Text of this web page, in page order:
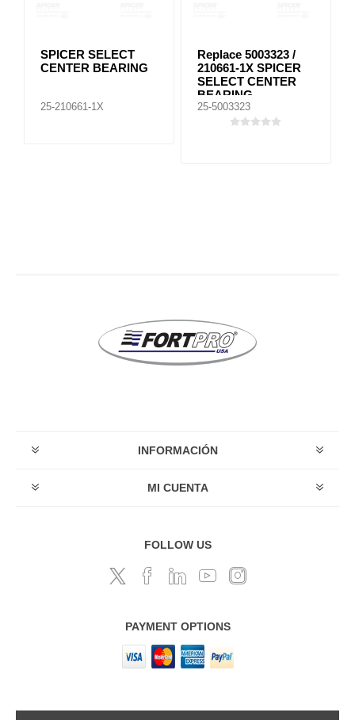
SPICER SELECT
CENTER BEARING
25-210661-1X
Replace 5003323 /
210661-1X SPICER
SELECT CENTER
BEARING
25-5003323
INFORMACIÓN
MI CUENTA
FOLLOW US
PAYMENT OPTIONS